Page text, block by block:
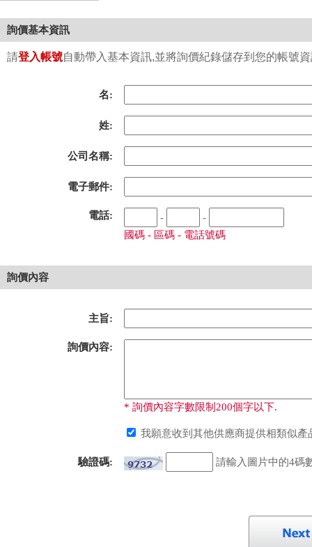
詢價基本資訊
請登入帳號自動帶入基本資訊,並將詢價紀錄儲存到您的帳號
名:
姓:
公司名稱:
電子郵件:
電話: -
-
國碼 - 區碼 - 電話號碼
詢價內容
主旨:
詢價內容:
* 詢價內容字數限制200個字以下.
我願意收到其他供應商提供相類似產
驗證碼: 請輸入圖片中的4碼